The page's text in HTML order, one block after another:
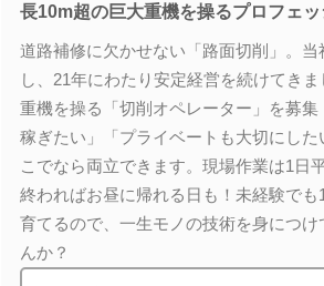
長10m超の巨大重機を操るプロフェッ
道路補修に欠かせない「路面切削」。
し、21年にわたり安定経営を続けてき
重機を操る「切削オペレーター」を募集
稼ぎたい」「プライベートも大切にした
こでなら両立できます。現場作業は1日
終わればお昼に帰れる日も！未経験でも
育てるので、一生モノの技術を身につ
んか？